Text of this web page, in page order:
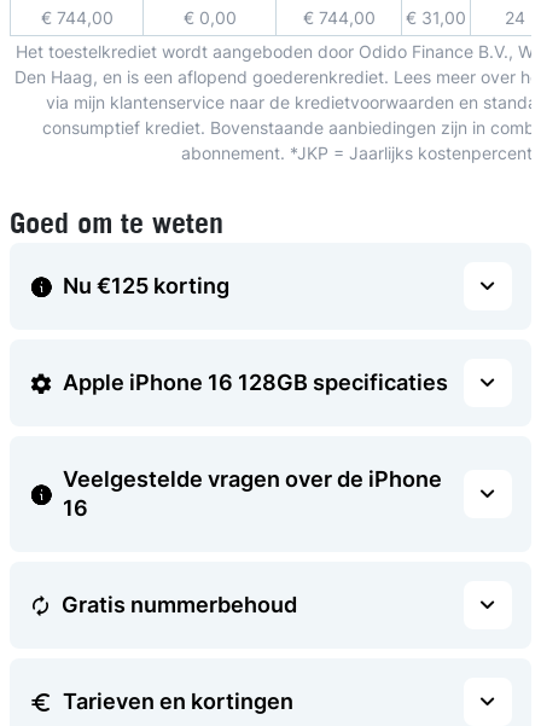
€ 744,00 € 0,00 € 744,00 € 31,00
24
Het toestelkrediet wordt aangeboden door Odido Finance B.V.,
Den Haag, en is een aflopend goederenkrediet. Lees meer over
via mijn klantenservice naar de kredietvoorwaarden en
consumptief krediet. Bovenstaande aanbiedingen zijn in
abonnement. *JKP = Jaarlijks
Goed om te weten
Nu €125 korting
Apple iPhone 16 128GB specificaties
Veelgestelde vragen over de iPhone
16
Gratis nummerbehoud
Tarieven en kortingen